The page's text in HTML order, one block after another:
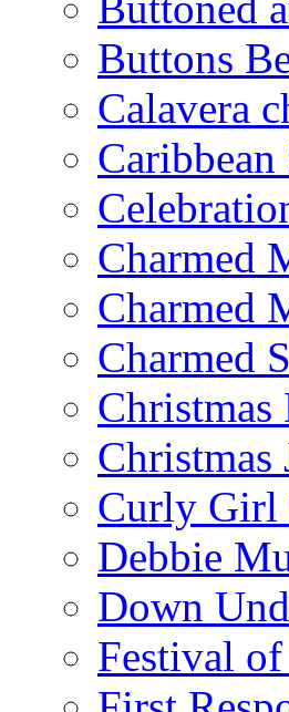
Buttons
Calavera
Caribbean
Charmed
Charmed
Charmed
Christmas
Christmas
Curly Girl
Debbie
Down
Festival of